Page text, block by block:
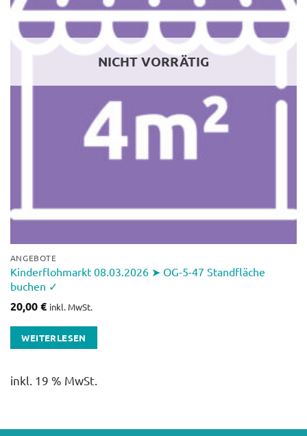
NICHT VORRÄTIG
ANGEBOTE
Kinderflohmarkt 08.03.2026 ➤ OG-5-47 Standfläche
buchen ✓
20,00€ inkl. MwSt.
WEITERLESEN
inkl. 19 % MwSt.